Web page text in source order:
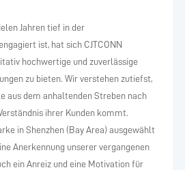
Jahren tief in der
ist, hat sich CJTCONN
hochwertige und zuverlässige
zu bieten. Wir verstehen zutiefst,
aus dem anhaltenden Streben nach
ihrer Kunden kommt.
in Shenzhen (Bay Area) ausgewählt
Anerkennung unserer vergangenen
ein Anreiz und eine Motivation für